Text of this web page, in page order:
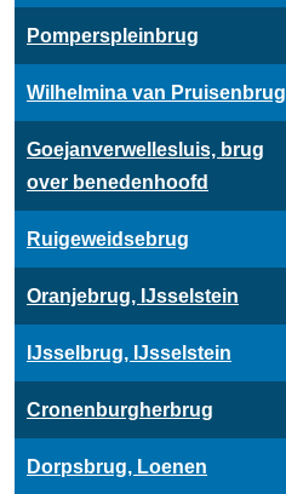
Pomperspleinbrug
Wilhelmina van Pruisenbrug
Goejanverwellesluis, brug
over benedenhoofd
Ruigeweidsebrug
Oranjebrug, IJsselstein
IJsselbrug, IJsselstein
Cronenburgherbrug
Dorpsbrug, Loenen